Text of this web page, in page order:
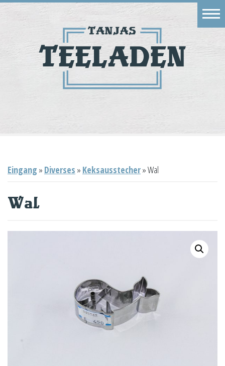
Eingang » Diverses » Keksausstecher»Wal
Wal
Geschäft